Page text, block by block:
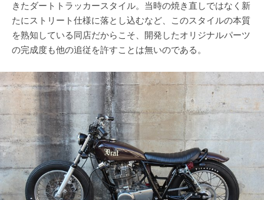
きたダートトラッカースタイル。当時の焼き直しではなく新
たにストリート仕様に落とし込むなど、このスタイルの本質
を熟知している同店だからこそ、開発したオリジナルパーツ
の完成度も他の追従を許すことは無いのである。